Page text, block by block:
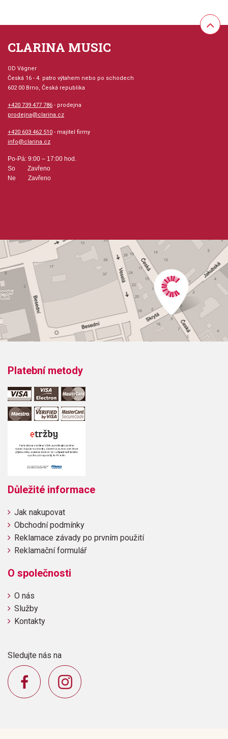
CLARINA MUSIC
OD Vágner
Česká 16 - 4. patro výtahem nebo po schodech
602 00 Brno, Česká republika
+420 739 477 786 - prodejna
prodejna@clarina.cz
+420 603 462 510 - majitel firmy
info@clarina.cz
Po-Pá: 9:00 – 17:00 hod.
So Zavřeno
Ne Zavřeno
Platební metody
Důležité informace
Jak nakupovat
Obchodní podmínky
Reklamace závady po prvním použití
Reklamační formulář
O společnosti
O nás
Služby
Kontakty
Sledujte nás na